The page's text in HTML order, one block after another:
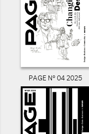
PAGE N° 04 2025